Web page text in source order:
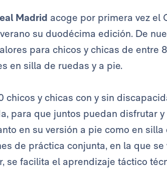
Madrid acoge por primera vez el
su duodécima edición. De
para chicos y chicas de entre
en silla de ruedas y a pie.
chicos y chicas con y sin
para que juntos puedan disfrutar
en su versión a pie como en
de práctica conjunta, en la que
se facilita el aprendizaje táctico